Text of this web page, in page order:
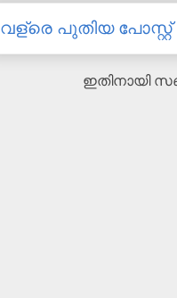
വള്രെ പുതിയ പോസ്റ്റ്
ഇതിനായി